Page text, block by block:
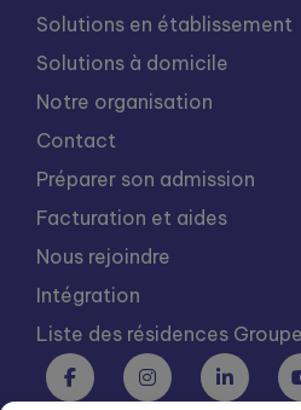
Solutions en établissement
Solutions à domicile
Notre organisation
Contact
Préparer son admission
Facturation et aides
Nous rejoindre
Intégration
Liste des résidences